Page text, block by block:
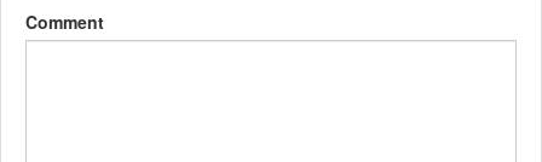
Comment